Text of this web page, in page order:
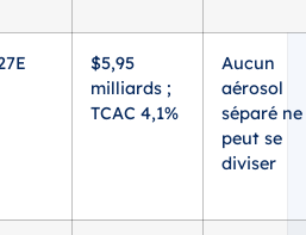
$5,95
milliards ;
TCAC 4,1%
Aucun
aérosol
séparé ne
peut se
diviser